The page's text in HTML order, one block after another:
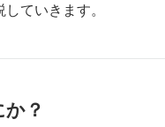
ていきます。
？